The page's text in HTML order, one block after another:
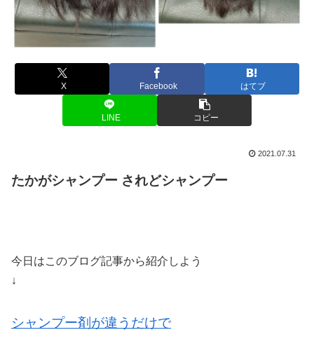
X Facebook はてブ
LINE コピー
2021.07.31
たかがシャンプー されどシャンプー
今日はこのブログ記事から紹介しよう
↓
シャンプー剤が違うだけで